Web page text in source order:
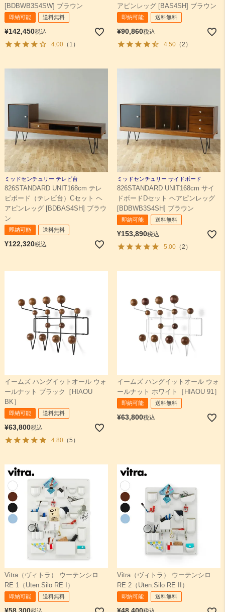
[BDBWB3S4SW] ブラウン
即納可能 送料無料
¥142,450税込
4.00（1）
アピンレッグ [BAS4SH] ブラウン
即納可能 送料無料
¥90,860税込
4.50（2）
ミッドセンチュリー テレビ台
826STANDARD UNIT168cm テレ
ビボード（テレビ台）Cセット ヘ
アピンレッグ [BDBAS4SH] ブラウ
ン
即納可能 送料無料
¥122,320税込
ミッドセンチュリー サイドボード
826STANDARD UNIT168cm サイ
ドボードDセット ヘアピンレッグ
[BDBWB3S4SH] ブラウン
即納可能 送料無料
¥153,890税込
5.00（2）
イームズ ハングイットオール ウォ
ールナット ブラック［HIAOU
BK］
即納可能 送料無料
¥63,800税込
4.80（5）
イームズ ハングイットオール ウォ
ールナット ホワイト［HIAOU 91］
即納可能 送料無料
¥63,800税込
Vitra（ヴィトラ） ウーテンシロ
RE 1（Uten.Silo RE I）
即納可能 送料無料
Vitra（ヴィトラ） ウーテンシロ
RE 2（Uten.Silo RE II）
即納可能 送料無料